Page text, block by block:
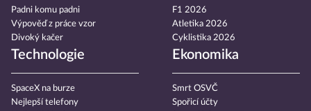
Padni komu padni
Výpověď z práce vzor
Divoký kačer
F1 2026
Atletika 2026
Cyklistika 2026
Technologie
SpaceX na burze
Nejlepší telefony
Ekonomika
Smrt OSVČ
Spořicí účty